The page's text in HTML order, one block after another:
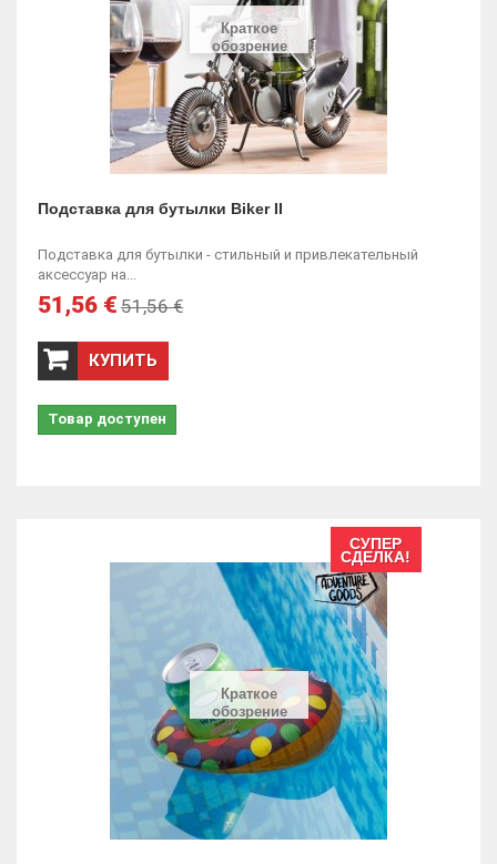
Краткое
обозрение
Подставка для бутылки Biker II
Подставка для бутылки - стильный и привлекательный
аксессуар на...
51,56 € 51,56 €
КУПИТЬ
Товар доступен
Краткое
обозрение
СУПЕР
СДЕЛКА!